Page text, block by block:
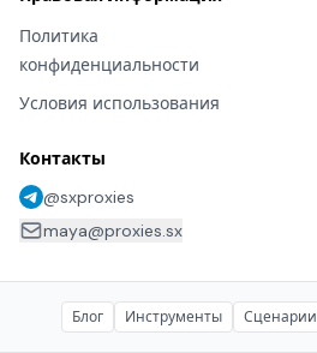
Политика
конфиденциальности
Условия использования
Контакты
@sxproxies
maya@proxies.sx
Блог Инструменты Сценарии